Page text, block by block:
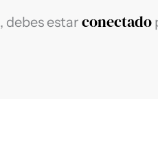
debes estar conectado